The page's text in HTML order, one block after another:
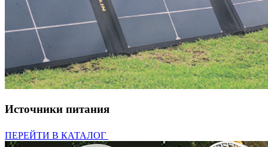
Источники питания
ПЕРЕЙТИ В КАТАЛОГ